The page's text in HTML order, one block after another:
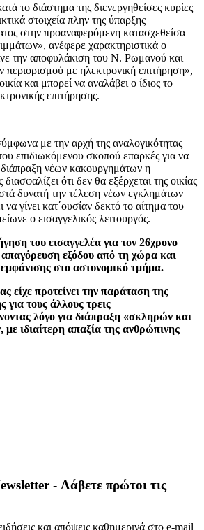
το διάστημα της διενεργηθείσες κυρίες
στοιχεία πλην της ύπαρξης
στην προαναφερόμενη κατασχεθείσα
ανέφερε χαρακτηριστικά ο
την αποφυλάκιση του Ν. Ρωμανού και
περιορισμού με ηλεκτρονική επιτήρηση»,
και μπορεί να αναλάβει ο ίδιος το
επιτήρησης.
με την αρχή της αναλογικότητας
επιδιωκόμενου σκοπού επαρκές για να
νέων κακουργημάτων η
ότι δεν θα εξέρχεται της οικίας
δυνατή την τέλεση νέων εγκλημάτων
γίνει κατ΄ουσίαν δεκτό το αίτημα του
ο εισαγγελικός λειτουργός.
του εισαγγελέα για τον 26χρονο
εξόδου από τη χώρα και
στο αστυνομικό τμήμα.
είχε προτείνει την παράταση της
τους άλλους τρεις
λόγο για διάπραξη «σκληρών και
με ιδιαίτερη απαξία της ανθρώπινης
- Λάβετε πρώτοι τις
και απόψεις καθημερινά στο e-mail